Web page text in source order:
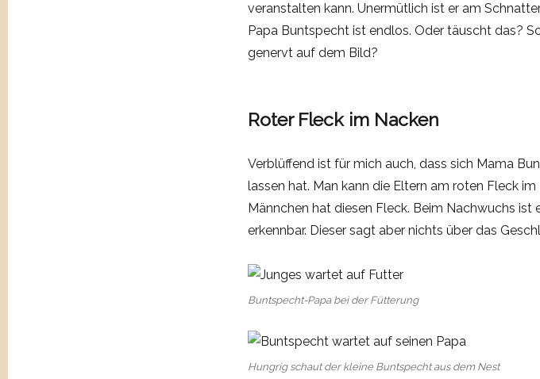
veranstalten kann. Unermütlich ist er am
Papa Buntspecht ist endlos. Oder täuscht das?
genervt auf dem Bild?
Roter Fleck im Nacken
Verblüffend ist für mich auch, dass sich Mama
lassen hat. Man kann die Eltern am roten Fleck
Männchen hat diesen Fleck. Beim Nachwuchs
erkennbar. Dieser sagt aber nichts über das
Buntspecht-Papa bei der Fütterung
Hungrig schaut der kleine Buntspecht aus dem Nest